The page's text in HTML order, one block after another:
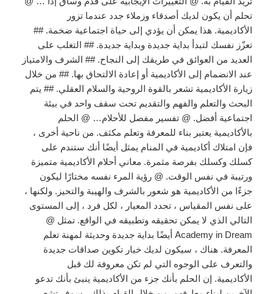
تحلم أن يكون لديك أصدقاء وزملاء جدد عندما تزور
الأكاديمية. هذا يمكن أن يؤدي إلى حياة اجتماعية ضخمة. ##
تعزّز نفسك لتبدأ بداية جديدة وبداية جديدة. ## التغلب على
العديد من العوائق في طريقك إلى النجاح. ## الشرف والامتياز
عند الانضمام إلى الأكاديمية أو إعادة الالتحاق بها. ## من خلال
زيارة الأكاديمية تشعر بالقوة الروحية والسلام العقلي. ## يتم
البحث والتعلم والفهم والتقديم تحت سقف واحد في بيئة
اجتماعية أفضل. @ تفسير مفصل للأحلام… @ الحلم
بالأكاديمية يعتبر بناء للمعرفة وتعلم مكثف. من ناحية أخرى ،
فإن امتلاك أكاديمية في المنام يمثل أيضًا أنك ستندم على
كسلك وكسلك بفرصة مثمرة. معاني أحلام الأكاديمية متميزة
ورتيبة في نفس الوقت. @ رؤية المرء نفسه مختارًا ليكون
جزءًا من الأكاديمية هو شعور بالشرف والهيبة والتحيز. ولكنها ،
على نفس المقياس ، تحدد المعيار ، لكل فرد ، إلى المستوى
التالي الذي لا يمكن تحقيقه وتطبيقه في الواقع. تمثل @
Academy in Dream أيضًا بداية جديدة وحديثة لمهنة تعلم
المعرفة. هناك ، سيكون لديك خيار تكوين صداقات جديدة
والتعرف على الوجوه التي لم تكن معروفة لك قبل
الأكاديمية. إن الحلم بأنك جزء من الأكاديمية ينبئ بأنك تدعو